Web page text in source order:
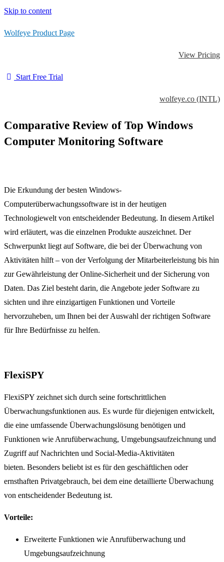
Skip to content
Wolfeye Product Page
View Pricing
Start Free Trial
wolfeye.co (INTL)
Comparative Review of Top Windows
Computer Monitoring Software
Die Erkundung der besten Windows-
Computerüberwachungssoftware ist in der heutigen
Technologiewelt von entscheidender Bedeutung. In diesem Artikel
wird erläutert, was die einzelnen Produkte auszeichnet. Der
Schwerpunkt liegt auf Software, die bei der Überwachung von
Aktivitäten hilft – von der Verfolgung der Mitarbeiterleistung bis hin
zur Gewährleistung der Online-Sicherheit und der Sicherung von
Daten. Das Ziel besteht darin, die Angebote jeder Software zu
sichten und ihre einzigartigen Funktionen und Vorteile
hervorzuheben, um Ihnen bei der Auswahl der richtigen Software
für Ihre Bedürfnisse zu helfen.
FlexiSPY
FlexiSPY zeichnet sich durch seine fortschrittlichen
Überwachungsfunktionen aus. Es wurde für diejenigen entwickelt,
die eine umfassende Überwachungslösung benötigen und
Funktionen wie Anrufüberwachung, Umgebungsaufzeichnung und
Zugriff auf Nachrichten und Social-Media-Aktivitäten
bieten. Besonders beliebt ist es für den geschäftlichen oder
ernsthaften Privatgebrauch, bei dem eine detaillierte Überwachung
von entscheidender Bedeutung ist.
Vorteile:
Erweiterte Funktionen wie Anrufüberwachung und
Umgebungsaufzeichnung